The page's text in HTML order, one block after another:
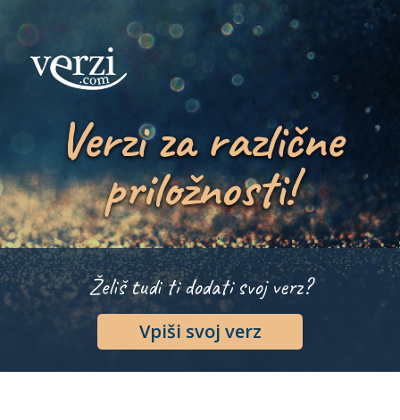
Verzi za različne
priložnosti!
Želiš tudi ti dodati svoj verz?
Vpiši svoj verz